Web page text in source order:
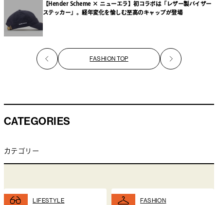
【Hender Scheme × ニューエラ】初コラボは「レザー製バイザー
ステッカー」。経年変化を愉しむ至高のキャップが登場
FASHION TOP
CATEGORIES
カテゴリー
LIFESTYLE FASHION